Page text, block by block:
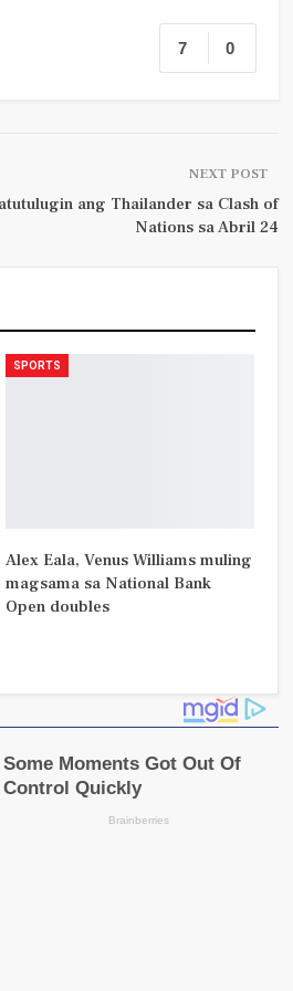
0
7
NEXT POST
ang Thailander sa Clash of
Nations sa Abril 24
SPORTS
Alex Eala, Venus Williams muling
magsama sa National Bank
Open doubles